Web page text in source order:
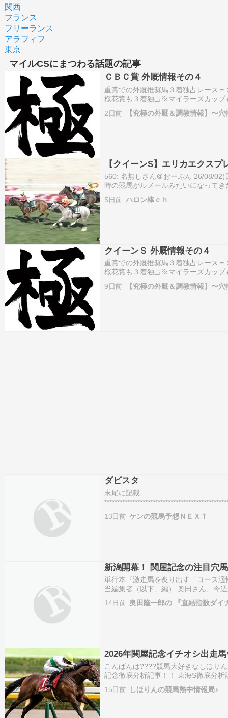
関西
フランス
フリーランス
アラフィフ
東京
マイルCSにまつわる話題の記事
ＣＢＣ賞 外厩情報その４
重賞での外厩推奨馬３着独占レース
桜花賞も３着独占※マイラーズカッ
トライト記念も３着独占※オールカ
士ステークスも３着独占※天皇賞秋
2日前 【究極の外厩＆調教情報】〜
【クイーンS】エリカエクス
560: 名無しさん＠おーぷん 26/08/
時の競馬がルメールみたいになって
26/08/02(日) 15:28:34 ID:gMBB ヴ
5日前 ハロン棒ｃｈ
クイーンＳ 外厩情報その４
重賞での外厩推奨馬３着独占レース
桜花賞も３着独占※マイラーズカッ
トライト記念も３着独占※オールカ
士ステークスも３着独占※天皇賞秋
9日前 【究極の外厩＆調教情報】〜
ダビスタ
末尾に記載
13日前 ケンの競馬予想ＮＥＸＴ
新潟開幕！ 関屋記念の注目穴
単行本『激走馬を炙り出す「コース
当編集者（以下、編） 奥田さん、今
ます。ここで取り上げるのは新潟の
田さんの注目馬を教えて下さい。 奥
14日前 奥田隆一郎の 『直結指数ダイ
2026年関屋記念イチオシ出走馬
こんばんは????競馬大好きなしほり
記念徹底分析記事！！ 東海S徹底分
していますが今回は前回の分析内容
ップ✨ 内容は・・・はそれぞれ、
15日前 しほりんの競馬熱中情報局♪